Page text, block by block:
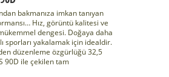
bakmanıza imkan tanıyan
Hız, görüntü kalitesi ve
dengesi. Doğaya daha
sporları yakalamak için idealdir.
düzenleme özgürlüğü 32,5
90D ile çekilen tam